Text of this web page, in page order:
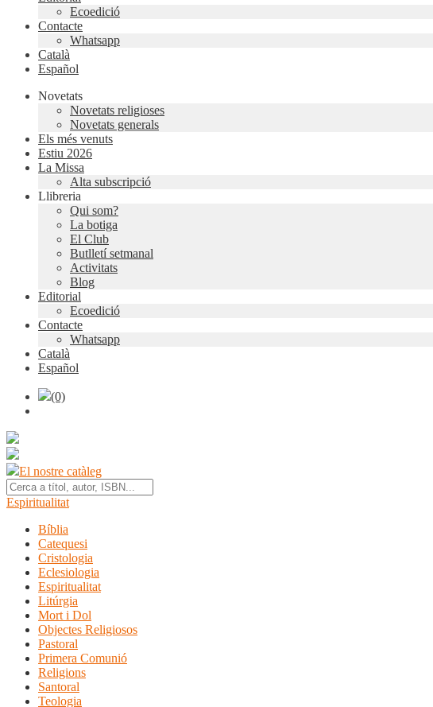
Ecoedició
Contacte
Whatsapp
Català
Español
Novetats
Novetats religioses
Novetats generals
Els més venuts
Estiu 2026
La Missa
Alta subscripció
Llibreria
Qui som?
La botiga
El Club
Butlletí setmanal
Activitats
Blog
Editorial
Ecoedició
Contacte
Whatsapp
Català
Español
(0)
El nostre catàleg
Espiritualitat
Bíblia
Catequesi
Cristologia
Eclesiologia
Espiritualitat
Litúrgia
Mort i Dol
Objectes Religiosos
Pastoral
Primera Comunió
Religions
Santoral
Teologia